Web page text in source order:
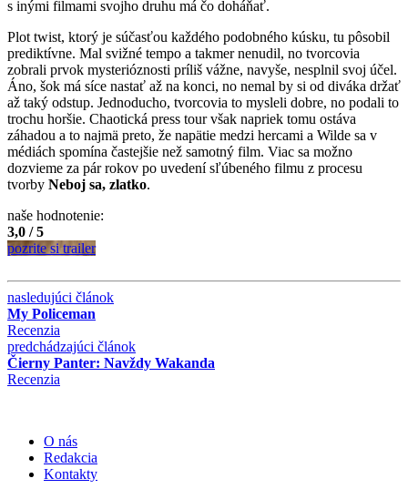
s inými filmami svojho druhu má čo doháňať.
Plot twist, ktorý je súčasťou každého podobného kúsku, tu pôsobil
prediktívne. Mal svižné tempo a takmer nenudil, no tvorcovia
zobrali prvok mysterióznosti príliš vážne, navyše, nesplnil svoj účel.
Áno, šok má síce nastať až na konci, no nemal by si od diváka držať
až taký odstup. Jednoducho, tvorcovia to mysleli dobre, no podali to
trochu horšie. Chaotická press tour však napriek tomu ostáva
záhadou a to najmä preto, že napätie medzi hercami a Wilde sa v
médiách spomína častejšie než samotný film. Viac sa možno
dozvieme za pár rokov po uvedení sľúbeného filmu z procesu
tvorby Neboj sa, zlatko.
naše hodnotenie:
3,0 / 5
pozrite si trailer
nasledujúci článok
My Policeman
Recenzia
predchádzajúci článok
Čierny Panter: Navždy Wakanda
Recenzia
O nás
Redakcia
Kontakty